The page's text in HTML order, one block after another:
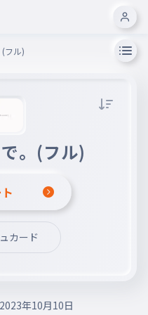
フル)
。(フル)
カード
2023年10月10日